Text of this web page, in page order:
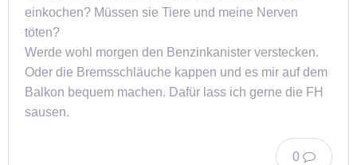
einkochen? Müssen sie Tiere und meine Nerven
töten?
Werde wohl morgen den Benzinkanister verstecken.
Oder die Bremsschläuche kappen und es mir auf dem
Balkon bequem machen. Dafür lass ich gerne die FH
sausen.
0